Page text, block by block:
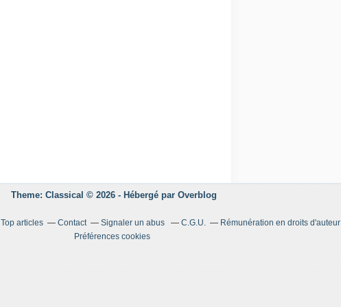
Theme: Classical © 2026 - Hébergé par Overblog
Top articles Contact Signaler un abus C.G.U. Rémunération en droits d'auteur
Préférences cookies